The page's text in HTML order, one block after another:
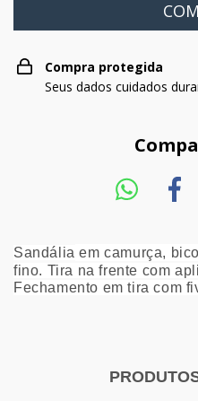
Compra protegida
Seus dados cuidados
Sandália em camurça, bico
fino. Tira na frente com
Fechamento em tira com